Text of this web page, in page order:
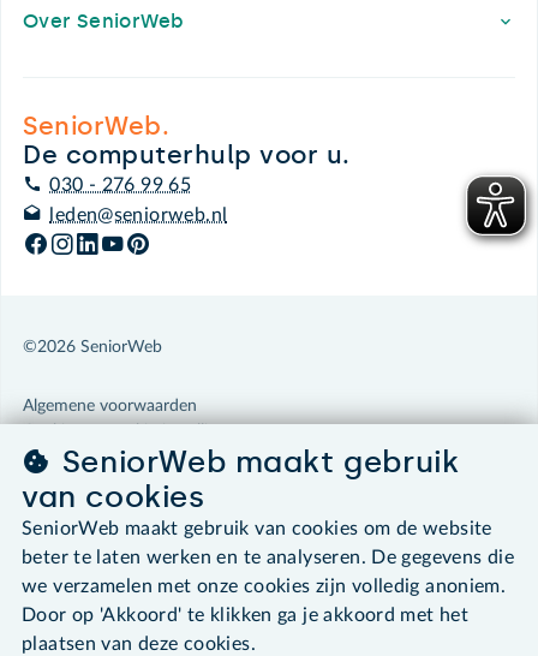
Over SeniorWeb
SeniorWeb.
De computerhulp voor u.
030 - 276 99 65
leden@seniorweb.nl
©2026 SeniorWeb
Algemene voorwaarden
Disclaimer
About SeniorWeb
SeniorWeb maakt gebruik
van cookies
SeniorWeb maakt gebruik van cookies om de website
beter te laten werken en te analyseren. De gegevens die
we verzamelen met onze cookies zijn volledig anoniem.
Door op 'Akkoord' te klikken ga je akkoord met het
plaatsen van deze cookies.